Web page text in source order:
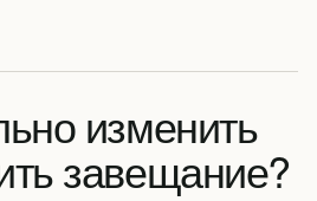
изменить
завещание?